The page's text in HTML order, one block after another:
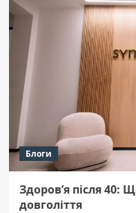
Блоги
Здоров’я після 40:
довголіття